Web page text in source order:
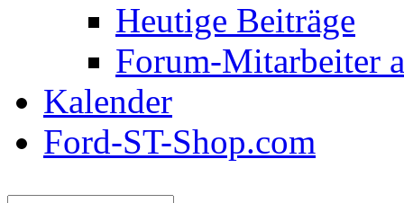
Heutige Beiträge
Forum-Mitarbeiter
Kalender
Ford-ST-Shop.com